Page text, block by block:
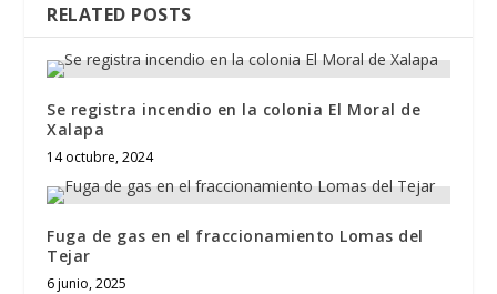
RELATED POSTS
Se registra incendio en la colonia El Moral de
Xalapa
14 octubre, 2024
Fuga de gas en el fraccionamiento Lomas del
Tejar
6 junio, 2025